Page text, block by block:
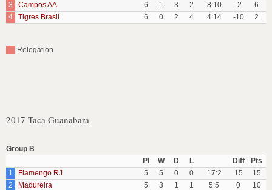
3
Campos AA 6 1 3 2 8:10 -2
6
4
Tigres Brasil 6 0 2 4 4:14 -10 2
Relegation
2017 Taca Guanabara
Group B
Pl
W D L Diff
Pts
1
Flamengo RJ 5 5 0 0 17:2 15
15
2
Madureira 5 3 1 1 5:5 0
10